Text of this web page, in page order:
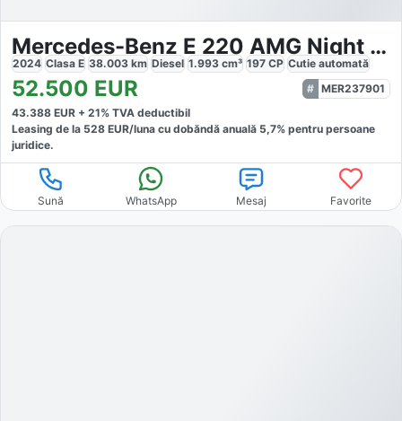
Mercedes-Benz E 220 AMG Night Burmester
2024 Clasa E 38.003 km Diesel 1.993 cm³ 197 CP Cutie automată
52.500 EUR
MER237901
43.388 EUR + 21% TVA deductibil
Leasing de la 528 EUR/luna cu dobăndă anuală 5,7% pentru persoane
juridice.
Sună WhatsApp Mesaj Favorite